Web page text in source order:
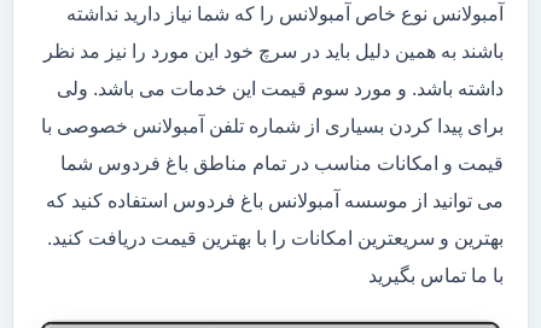
آمبولانس نوع خاص آمبولانس را که شما نیاز دارید نداشته
باشند به همین دلیل باید در سرچ خود این مورد را نیز مد نظر
داشته باشد. و مورد سوم قیمت این خدمات می باشد. ولی
برای پیدا کردن بسیاری از شماره تلفن آمبولانس خصوصی با
قیمت و امکانات مناسب در تمام مناطق باغ فردوس شما
می توانید از موسسه آمبولانس باغ فردوس استفاده کنید که
بهترین و سریعترین امکانات را با بهترین قیمت دریافت کنید.
با ما تماس بگیرید